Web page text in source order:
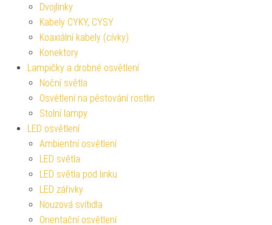
Dvojlinky
Kabely CYKY, CYSY
Koaxiální kabely (cívky)
Konektory
Lampičky a drobné osvětlení
Noční světla
Osvětlení na pěstování rostlin
Stolní lampy
LED osvětlení
Ambientní osvětlení
LED světla
LED světla pod linku
LED zářivky
Nouzová svítidla
Orientační osvětlení